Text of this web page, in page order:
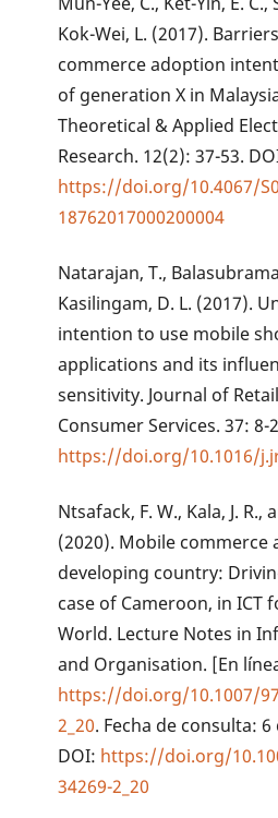
Kok-Wei, L. (2017).
commerce adoption
of generation X in
Theoretical & Applied
Research. 12(2): 37-53.
https://doi.org/10.4067/
18762017000200004
Natarajan, T.,
Kasilingam, D. L. (2017).
intention to use mobile
applications and its
sensitivity. Journal of
Consumer Services. 37: 8-
https://doi.org/10.1016/
Ntsafack, F. W., Kala, J. R.,
(2020). Mobile commerce
developing country:
case of Cameroon, in ICT
World. Lecture Notes in
and Organisation. [En
https://doi.org/10.1007/
2_20. Fecha de consulta:
DOI: https://doi.org/
34269-2_20